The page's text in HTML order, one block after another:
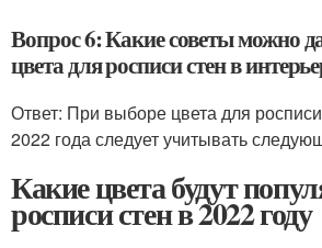
Вопрос 6: Какие советы можно
цвета для росписи стен в
Ответ: При выборе цвета для
2022 года следует учитывать
Какие цвета будут
росписи стен в 2022 году